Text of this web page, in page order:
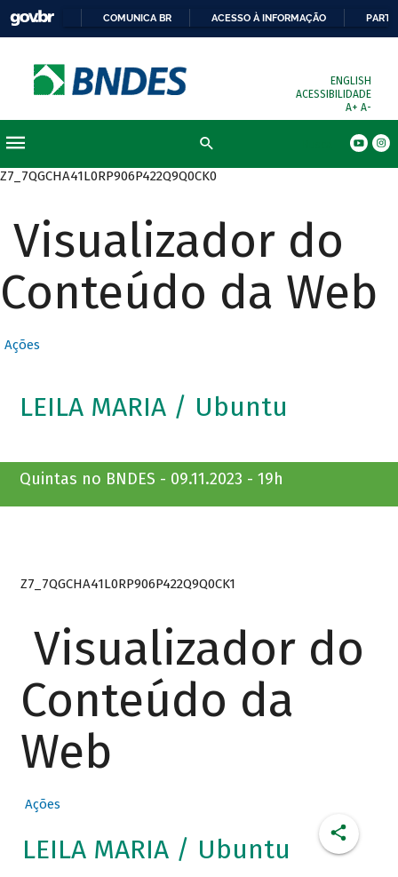
COMUNICA BR ACESSO À INFORMAÇÃO
ENGLISH
ACESSIBILIDADE
A+ A-
Z7_7QGCHA41L0RP906P422Q9Q0CK0
Visualizador do
Conteúdo da Web
Ações
LEILA MARIA / Ubuntu
Quintas no BNDES - 09.11.2023 - 19h
Z7_7QGCHA41L0RP906P422Q9Q0CK1
Visualizador do
Conteúdo da
Web
Ações
LEILA MARIA / Ubuntu